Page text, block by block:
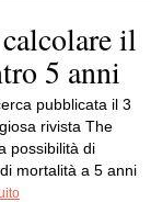
il
5 anni
pubblicata il 3
rivista The
possibilità di
mortalità a 5 anni